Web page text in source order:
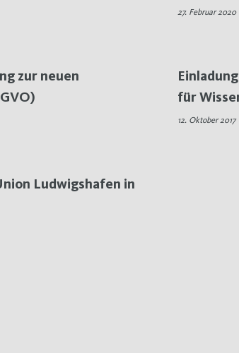
27. Februar 2020
zur neuen
für
12. Oktober 2017
Ludwigshafen in